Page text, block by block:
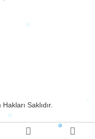
Saklıdır.